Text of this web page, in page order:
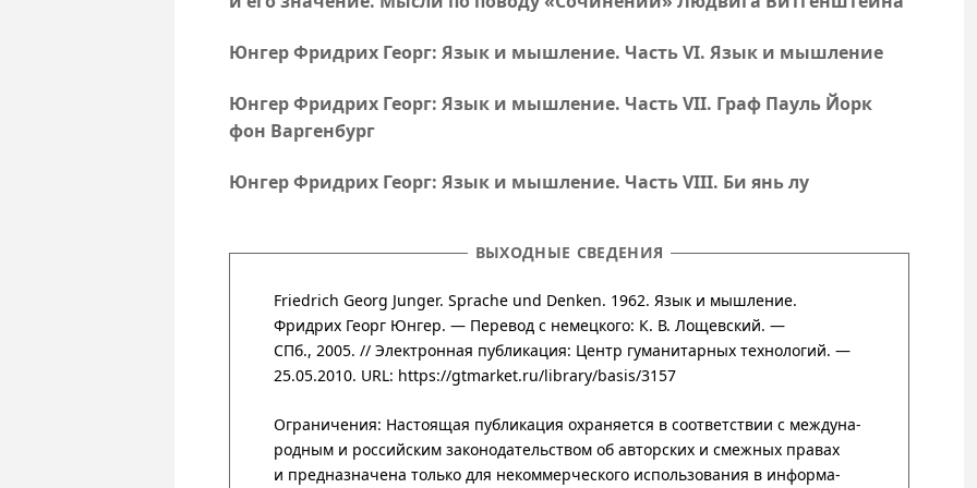
Юнгер Фридрих Георг: Язык и мышление. Часть VI. Язык и мышление
Юнгер Фридрих Георг: Язык и мышление. Часть VII. Граф Пауль Йорк
фон Варгенбург
Юнгер Фридрих Георг: Язык и мышление. Часть VIII. Би янь лу
ВЫХОДНЫЕ СВЕДЕНИЯ
Friedrich Georg Junger. Sprache und Denken. 1962. Язык и мышление.
Фридрих Георг Юнгер. — Перевод с немецкого: К. В. Лощевский. —
СПб., 2005. // Элект­рон­ная публи­ка­ция: Центр гума­нитар­ных техно­логий. —
25.05.2010. URL: https://gtmarket.ru/library/basis/3157